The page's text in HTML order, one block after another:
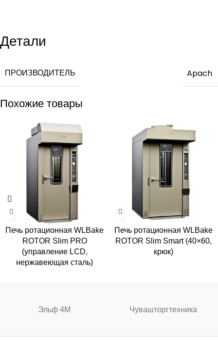
Детали
ПРОИЗВОДИТЕЛЬ Apach
Похожие товары
Печь ротационная WLBake
ROTOR Slim PRO
(управление LCD,
нержавеющая сталь)
Печь ротационная WLBake
ROTOR Slim Smart (40×60,
крюк)
Эльф 4М Чувашторгтехника